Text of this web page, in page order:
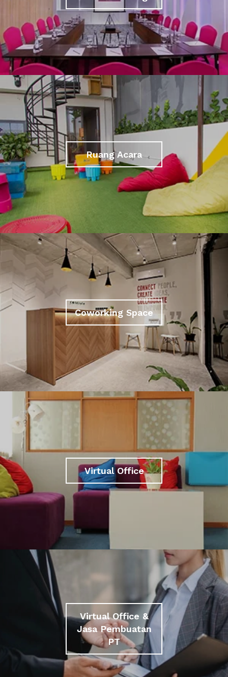
Ruang Acara
Coworking Space
Virtual Office
Virtual Office &
Jasa Pembuatan
PT